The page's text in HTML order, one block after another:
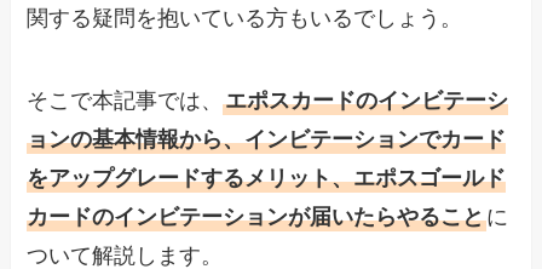
関する疑問を抱いている方もいるでしょう。
そこで本記事では、エポスカードのインビテーシ
ョンの基本情報から、インビテーションでカード
をアップグレードするメリット、エポスゴールド
カードのインビテーションが届いたらやることに
ついて解説します。